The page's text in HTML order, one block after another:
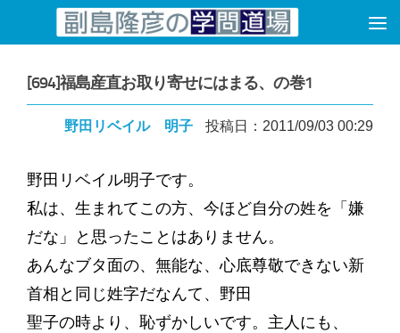
コンテンツへスキップ
[694]福島産直お取り寄せにはまる、の巻1
野田リベイル 明子 投稿日：2011/09/03 00:29
野田リベイル明子です。
私は、生まれてこの方、今ほど自分の姓を「嫌
だな」と思ったことはありません。
あんなブタ面の、無能な、心底尊敬できない新
首相と同じ姓字だなんて、野田
聖子の時より、恥ずかしいです。主人にも、